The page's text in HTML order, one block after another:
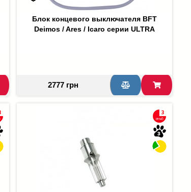
Блок концевого выключателя BFT
Deimos / Ares / Icaro серии ULTRA
2777 грн